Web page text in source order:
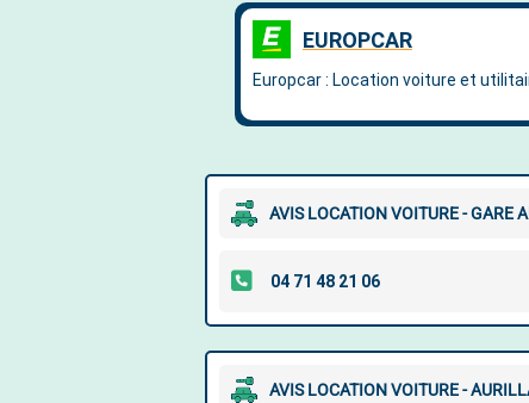
AVIS LOCATION VOITURE - GARE
AVIS LOCATION VOITURE -